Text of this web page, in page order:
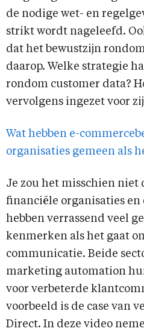
de nodige wet- en
strikt wordt nageleefd.
dat het bewustzijn
daarop. Welke strategie
rondom customer data?
vervolgens ingezet voor
Wat hebben e-
organisaties gemeen als
Je zou het misschien niet
financiële organisaties
hebben verrassend veel
kenmerken als het gaat
communicatie. Beide
marketing automation
voor verbeterde
voorbeeld is de case van
Direct. In deze video